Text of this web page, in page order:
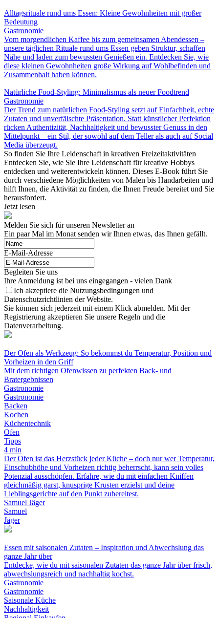
Alltagsrituale rund ums Essen: Kleine Gewohnheiten mit großer
Bedeutung
Gastronomie
Vom morgendlichen Kaffee bis zum gemeinsamen Abendessen –
unsere täglichen Rituale rund ums Essen geben Struktur, schaffen
Nähe und laden zum bewussten Genießen ein. Entdecken Sie, wie
diese kleinen Gewohnheiten große Wirkung auf Wohlbefinden und
Zusammenhalt haben können.
Natürliche Food-Styling: Minimalismus als neuer Foodtrend
Gastronomie
Der Trend zum natürlichen Food-Styling setzt auf Einfachheit, echte
Zutaten und unverfälschte Präsentation. Statt künstlicher Perfektion
rücken Authentizität, Nachhaltigkeit und bewusster Genuss in den
Mittelpunkt – ein Stil, der sowohl auf dem Teller als auch auf Social
Media überzeugt.
So finden Sie Ihre Leidenschaft in kreativen Freizeitaktivitäten
Entdecken Sie, wie Sie Ihre Leidenschaft für kreative Hobbys
entdecken und weiterentwickeln können. Dieses E-Book führt Sie
durch verschiedene Möglichkeiten von Malen bis Handarbeiten und
hilft Ihnen, die Aktivität zu finden, die Ihnen Freude bereitet und Sie
herausfordert.
Jetzt lesen
Melden Sie sich für unseren Newsletter an
Ein paar Mal im Monat senden wir Ihnen etwas, das Ihnen gefällt.
E-Mail-Adresse
Begleiten Sie uns
Ihre Anmeldung ist bei uns eingegangen - vielen Dank
Ich akzeptiere die Nutzungsbedingungen und
Datenschutzrichtlinien der Website.
Sie können sich jederzeit mit einem Klick abmelden. Mit der
Registrierung akzeptieren Sie unsere Regeln und die
Datenverarbeitung.
Der Ofen als Werkzeug: So bekommst du Temperatur, Position und
Vorheizen in den Griff
Mit dem richtigen Ofenwissen zu perfekten Back- und
Bratergebnissen
Gastronomie
Gastronomie
Backen
Kochen
Küchentechnik
Ofen
Tipps
4 min
Der Ofen ist das Herzstück jeder Küche – doch nur wer Temperatur,
Einschubhöhe und Vorheizen richtig beherrscht, kann sein volles
Potenzial ausschöpfen. Erfahre, wie du mit einfachen Kniffen
gleichmäßig garst, knusprige Krusten erzielst und deine
Lieblingsgerichte auf den Punkt zubereitest.
Samuel Jäger
Samuel
Jäger
Essen mit saisonalen Zutaten – Inspiration und Abwechslung das
ganze Jahr über
Entdecke, wie du mit saisonalen Zutaten das ganze Jahr über frisch,
abwechslungsreich und nachhaltig kochst.
Gastronomie
Gastronomie
Saisonale Küche
Nachhaltigkeit